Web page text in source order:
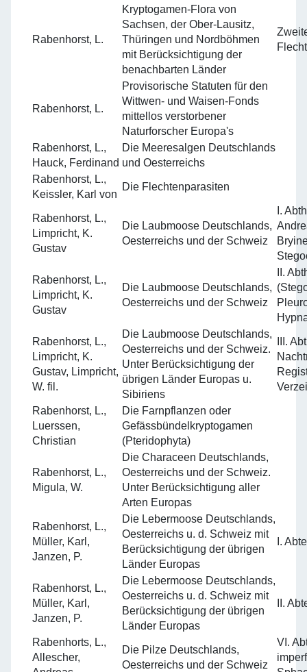
Rabenhorst, L.
Kryptogamen-Flora von
Sachsen, der Ober-Lausitz,
Thüringen und Nordböhmen
mit Berücksichtigung der
benachbarten Länder
Rabenhorst, L.
Provisorische Statuten für den
Wittwen- und Waisen-Fonds
mittellos verstorbener
Naturforscher Europa's
Rabenhorst, L.,
Hauck, Ferdinand
Die Meeresalgen Deutschlands
und Oesterreichs
Rabenhorst, L.,
Keissler, Karl von
Die Flechtenparasiten
Rabenhorst, L.,
Limpricht, K.
Gustav
Die Laubmoose Deutschlands,
Oesterreichs und der Schweiz
I.
Rabenhorst, L.,
Limpricht, K.
Gustav
Die Laubmoose Deutschlands,
Oesterreichs und der Schweiz
II.
Rabenhorst, L.,
Limpricht, K.
Gustav, Limpricht,
W. fil.
Die Laubmoose Deutschlands,
Oesterreichs und der Schweiz.
Unter Berücksichtigung der
übrigen Länder Europas u.
Sibiriens
III.
Rabenhorst, L.,
Luerssen,
Christian
Die Farnpflanzen oder
Gefässbündelkryptogamen
(Pteridophyta)
Rabenhorst, L.,
Migula, W.
Die Characeen Deutschlands,
Oesterreichs und der Schweiz.
Unter Berücksichtigung aller
Arten Europas
Rabenhorst, L.,
Müller, Karl,
Janzen, P.
Die Lebermoose Deutschlands,
Oesterreichs u. d. Schweiz mit
Berücksichtigung der übrigen
Länder Europas
I.
Rabenhorst, L.,
Müller, Karl,
Janzen, P.
Die Lebermoose Deutschlands,
Oesterreichs u. d. Schweiz mit
Berücksichtigung der übrigen
Länder Europas
II.
Rabenhorts, L.,
Allescher,
Die Pilze Deutschlands,
Oesterreichs und der Schweiz
VI.